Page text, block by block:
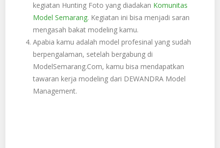
kegiatan Hunting Foto yang diadakan Komunitas
Model Semarang. Kegiatan ini bisa menjadi saran
mengasah bakat modeling kamu.
Apabia kamu adalah model profesinal yang sudah
berpengalaman, setelah bergabung di
ModelSemarang.Com, kamu bisa mendapatkan
tawaran kerja modeling dari DEWANDRA Model
Management.